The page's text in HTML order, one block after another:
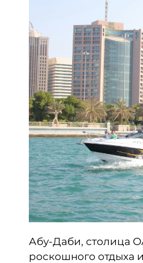
Абу-Даби, столица
роскошного отдыха